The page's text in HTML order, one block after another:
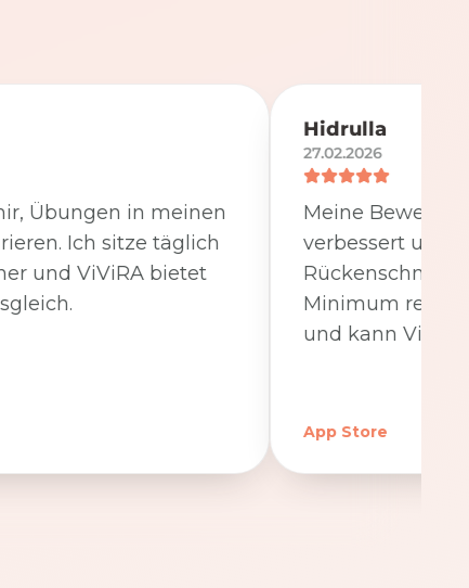
Übungen in meinen
Ich sitze täglich
und ViViRA bietet
Hidrulla
27.02.2026
Meine
verbessert und
Minimum
und kann
App Store